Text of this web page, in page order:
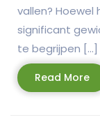
vallen? Hoewel
significant
te begrijpen […]
Read More